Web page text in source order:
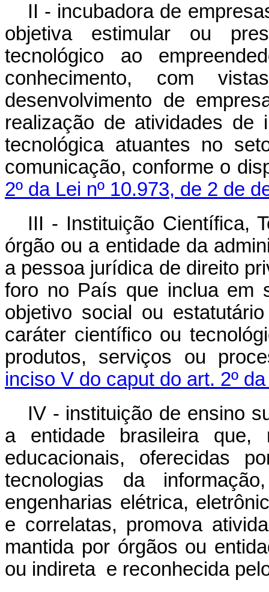
II - incubadora de
objetiva estimular ou
tecnológico ao
conhecimento, com
desenvolvimento de
realização de atividades de
tecnológica atuantes no
comunicação, conforme o
2º da Lei nº 10.973, de 2 de
III - Instituição Científica,
órgão ou a entidade da
a pessoa jurídica de direito
foro no País que inclua em
objetivo social ou
caráter científico ou
produtos, serviços ou
inciso V do caput do art. 2º
IV - instituição de ensino
a entidade brasileira que,
educacionais, oferecidas
tecnologias da
engenharias elétrica,
e correlatas, promova
mantida por órgãos ou
ou indireta e reconhecida